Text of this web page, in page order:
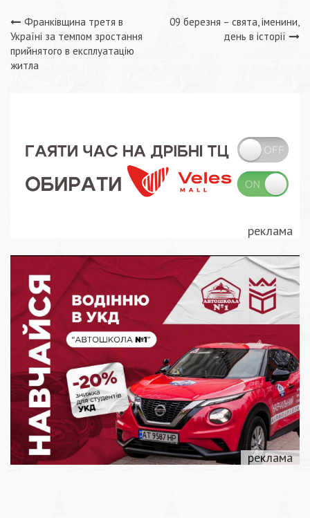
Навігація
записів
Франківщина третя в
Україні за темпом зростання
прийнятого в експлуатацію
житла
09 березня – свята, іменини,
день в історії